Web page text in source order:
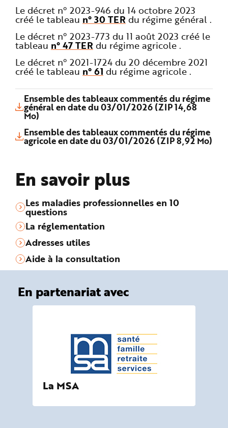
Le décret n° 2023-946 du 14 octobre 2023
créé le tableau n° 30 TER du régime général .
Le décret n° 2023-773 du 11 août 2023 créé le
tableau n° 47 TER du régime agricole .
Le décret n° 2021-1724 du 20 décembre 2021
créé le tableau n° 61 du régime agricole .
Ensemble des tableaux commentés du régime
général en date du 03/01/2026 (ZIP 14,68
Mo)
Ensemble des tableaux commentés du régime
agricole en date du 03/01/2026 (ZIP 8,92 Mo)
En savoir plus
Les maladies professionnelles en 10
questions
La réglementation
Adresses utiles
Aide à la consultation
En partenariat avec
La MSA